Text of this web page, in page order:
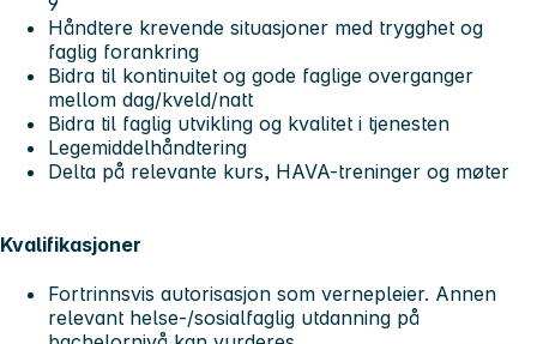
Håndtere krevende situasjoner med trygghet og
faglig forankring
Bidra til kontinuitet og gode faglige overganger
mellom dag/kveld/natt
Bidra til faglig utvikling og kvalitet i tjenesten
Legemiddelhåndtering
Delta på relevante kurs, HAVA-treninger og møter
Kvalifikasjoner
Fortrinnsvis autorisasjon som vernepleier. Annen
relevant helse-/sosialfaglig utdanning på